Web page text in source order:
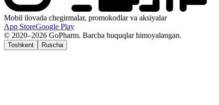
Mobil ilovada chegirmalar, promokodlar va aksiyalar
App StoreGoogle Play
© 2020–2026 GoPharm. Barcha huquqlar himoyalangan.
Toshkent Ruscha